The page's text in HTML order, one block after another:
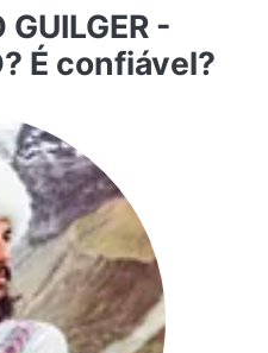
GUILGER -
É confiável?